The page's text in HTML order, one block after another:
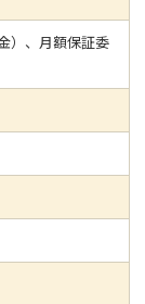
）、月額保証委